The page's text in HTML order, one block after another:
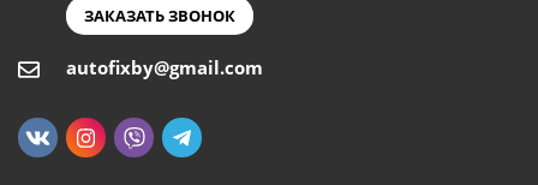
ЗАКАЗАТЬ ЗВОНОК
autofixby@gmail.com